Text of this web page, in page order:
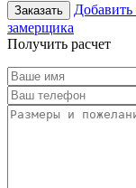
Заказать Добавить
замерщика
Получить расчет